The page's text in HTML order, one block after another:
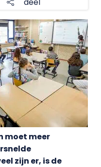
moet meer
zijn er, is de